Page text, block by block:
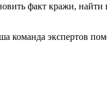
факт кражи,
экспертов